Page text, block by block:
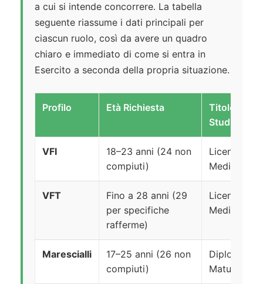
a cui si intende concorrere. La tabella
seguente riassume i dati principali per
ciascun ruolo, così da avere un quadro
chiaro e immediato di come si entra in
Esercito a seconda della propria situazione.
Profilo Età Richiesta
Titolo di
Studio
VFI
18–23 anni (24 non
compiuti)
Licenza
Media
VFT
Fino a 28 anni (29
per specifiche
rafferme)
Licenza
Media
Marescialli
17–25 anni (26 non
compiuti)
Diploma di
Maturità